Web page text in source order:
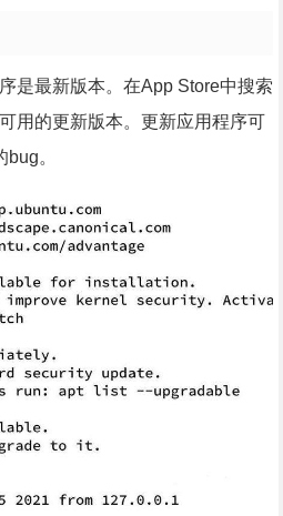
是最新版本。在App Store中搜索
用的更新版本。更新应用程序可
。